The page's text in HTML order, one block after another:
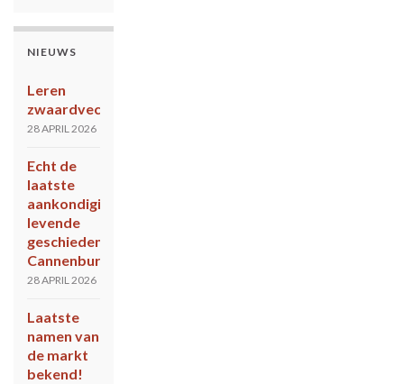
NIEUWS
Leren
zwaardvechten?
28 APRIL 2026
Echt de
laatste
aankondiging
levende
geschiedenis
Cannenburch
28 APRIL 2026
Laatste
namen van
de markt
bekend!